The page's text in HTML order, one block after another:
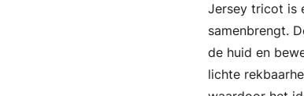
Jersey tricot is
samenbrengt.
de huid en
lichte